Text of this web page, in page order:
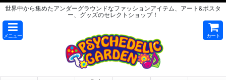
世界中から集めたアンダーグラウンドなファッションアイテム、アート&ポスタ
ー、グッズのセレクトショップ！
メニュー カート